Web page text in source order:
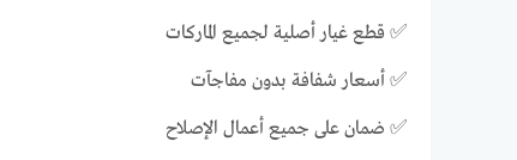
✅ قطع غيار أصلية لجميع الماركات
✅ أسعار شفافة بدون مفاجآت
✅ ضمان على جميع أعمال الإصلاح